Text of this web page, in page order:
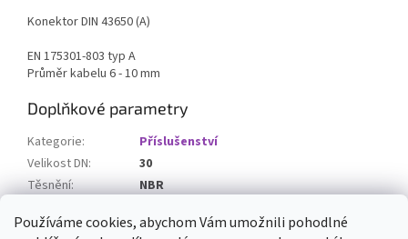
Používáme cookies, abychom Vám umožnili pohodlné
Konektor DIN 43650 (A)
EN 175301-803 typ A
Průměr kabelu 6 - 10 mm
Doplňkové parametry
Kategorie:
Příslušenství
Velikost DN:
30
Těsnění:
NBR